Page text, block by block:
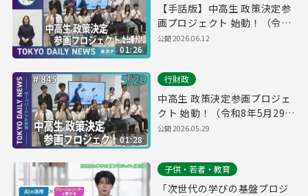
01:26
【手話版】中高生 政策決定参
画プロジェクト 始動！（令和
8年5月29日 東京デイリーニュ
公開2026.06.12
01:28
行財政
中高生 政策決定参画プロジェ
クト 始動！（令和8年5月29日
東京デイリーニュース
公開2026.05.29
子供・若者・教育
「次世代の学びの基盤プロジ